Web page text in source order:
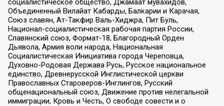
социалистическое общество, Джамаат мувахидов,
Объединенный Вилайат Кабарды, Балкарии и Карачая,
Союз славян, Ат-Такфир Валь-Хиджра, Пит Буль,
Национал-социалистическая рабочая партия России,
Славянский союз, Формат-18, Благородный Орден
Дьявола, Армия воли народа, Национальная
Социалистическая Инициатива города Череповца,
Духовно-Родовая Держава Русь, Русское национальное
единство, Древнерусской Инглистической церкви
Православных Староверов-Инглингов, Русский
общенациональный союз, Движение против нелегальной
иммиграции, Кровь и Честь, О свободе совести и о